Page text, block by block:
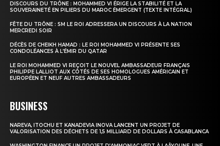
DISCOURS DU TRÔNE : MOHAMMED VI ÉRIGE LA STABILITÉ ET LA
SOUVERAINETÉ EN PILIERS DU MAROC ÉMERGENT (TEXTE INTÉGRAL)
FÊTE DU TRÔNE : SM LE ROI ADRESSERA UN DISCOURS À LA NATION
MERCREDI SOIR
DÉCÈS DE CHEIKH HAMAD : LE ROI MOHAMMED VI PRÉSENTE SES
CONDOLÉANCES À L’ÉMIR DU QATAR
LE ROI MOHAMMED VI REÇOIT LE NOUVEL AMBASSADEUR FRANÇAIS
PHILIPPE LALLIOT AUX CÔTÉS DE SES HOMOLOGUES AMÉRICAIN ET
EUROPÉEN ET NEUF AUTRES AMBASSADEURS
BUSINESS
NAREVA, ITOCHU ET KANADEVIA INOVA LANCENT UN PROJET DE
VALORISATION DES DÉCHETS DE 1,5 MILLIARD DE DOLLARS À CASABLANCA